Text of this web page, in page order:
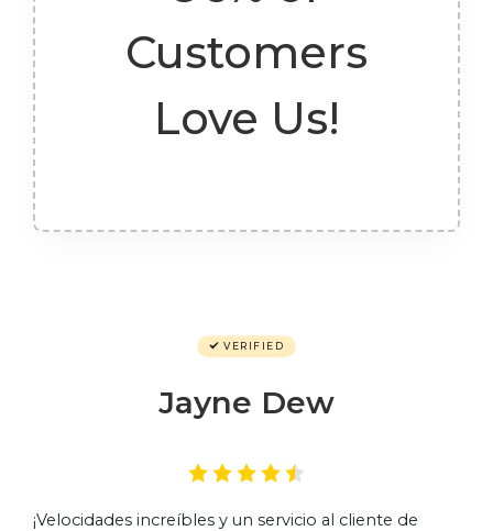
Customers
Love Us!
VERIFIED
Jayne Dew
¡Velocidades increíbles y un servicio al cliente de